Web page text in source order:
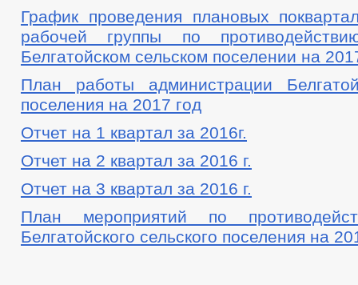
График проведения плановых
рабочей группы по
Белгатойском сельском поселении на
План работы администрации
поселения на 2017 год
Отчет на 1 квартал за 2016г.
Отчет на 2 квартал за 2016 г.
Отчет на 3 квартал за 2016 г.
План мероприятий по
Белгатойского сельского поселения на